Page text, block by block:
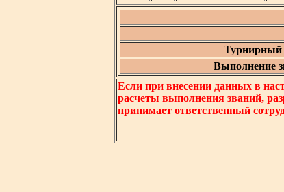
Турнирный
Выполнение
Если при внесении данных в
расчеты выполнения званий,
принимает ответственный